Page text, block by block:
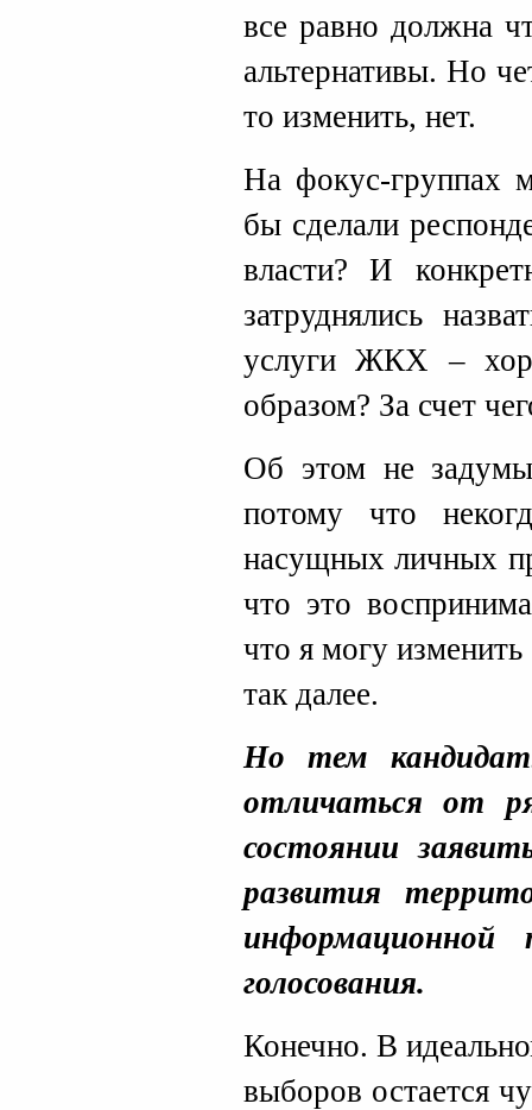
все равно должна
альтернативы. Но
то изменить, нет.
На фокус-группах
бы сделали
власти? И
затруднялись
услуги ЖКХ –
образом? За счет
Об этом не
потому что
насущных личных
что это
что я могу
так далее.
Но тем
отличаться от
состоянии
развития
голосования.
Конечно. В
выборов остается